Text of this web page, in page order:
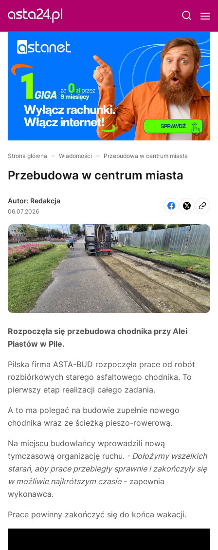
Strona główna Wiadomości Przebudowa w centrum miasta
Przebudowa w centrum miasta
Autor: Redakcja
06.07.2026
Rozpoczęła się przebudowa chodnika przy Alei
Piastów w Pile.
Pilska firma ASTA-BUD rozpoczęła prace od robót
rozbiórkowych starego asfaltowego chodnika. To
pierwszy etap realizacji całego zadania.
A to ma polegać na budowie zupełnie nowego
chodnika wraz ze ścieżką pieszo-rowerową.
Na miejscu budowlańcy wprowadzili nową
tymczasową organizację ruchu. - Dołożymy wszelkich
starań, aby prace przebiegły sprawnie i zakończyły się
w możliwie najkrótszym czasie- zapewnia
wykonawca.
Prace powinny zakończyć się do końca wakacji.